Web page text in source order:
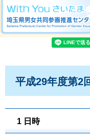
Center for Promotion of Gender Equality
平成29年度第2
1 日時